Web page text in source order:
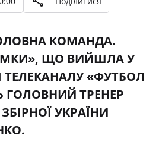
КОМАНДА.
ЩО ВИЙШЛА У
ТЕЛЕКАНАЛУ «ФУТБОЛ
ГОЛОВНИЙ ТРЕНЕР
УКРАЇНИ